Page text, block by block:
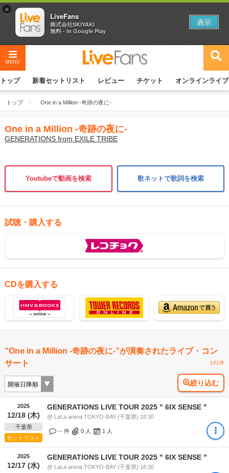
MENU
トップ 新着セットリスト レビュー チケット オンラインライブ
トップ One in a Million -奇跡の夜に-
One in a Million -奇跡の夜に-
GENERATIONS from EXILE TRIBE
Youtubeで動画を検索 歌ネットで歌詞を検索
試聴・購入する
CDを購入する
“One in a Million -奇跡の夜に-”が演奏されたライブ・コン
サート
101件
絞り込む
2025
12/18 (木)
千葉県
セットリスト
GENERATIONS LIVE TOUR 2025 " 6IX SENSE "
@ LaLa arena TOKYO-BAY (千葉県) 18:30
-- 件 0 人 1 人
2025
12/17 (水)
GENERATIONS LIVE TOUR 2025 " 6IX SENSE "
@ LaLa arena TOKYO-BAY (千葉県) 18:30
×
LiveFans
株式会社SKIYAKI
無料 - In Google Play
表示